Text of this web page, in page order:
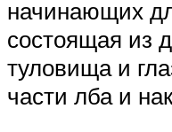
начинающих
состоящая из
туловища и
части лба и